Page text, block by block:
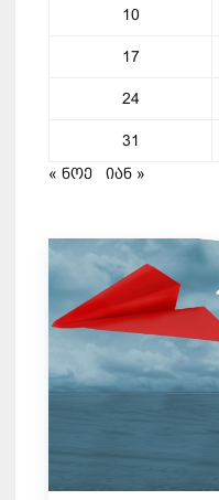
10
17
24
31
« ნოე
იან »